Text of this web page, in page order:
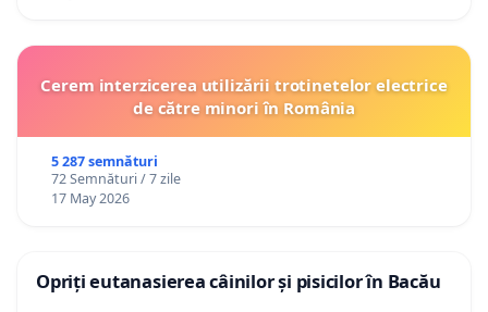
Cerem interzicerea utilizării trotinetelor electrice
de către minori în România
5 287 semnături
72 Semnături / 7 zile
17 May 2026
Opriți eutanasierea câinilor și pisicilor în Bacău